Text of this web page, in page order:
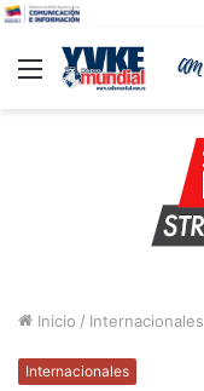
Menu
Inicio / Internacionales
Internacionales